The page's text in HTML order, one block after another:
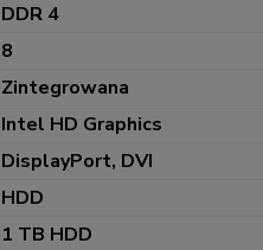
DDR 4
8
Zintegrowana
Intel HD Graphics
DisplayPort, DVI
HDD
1 TB HDD